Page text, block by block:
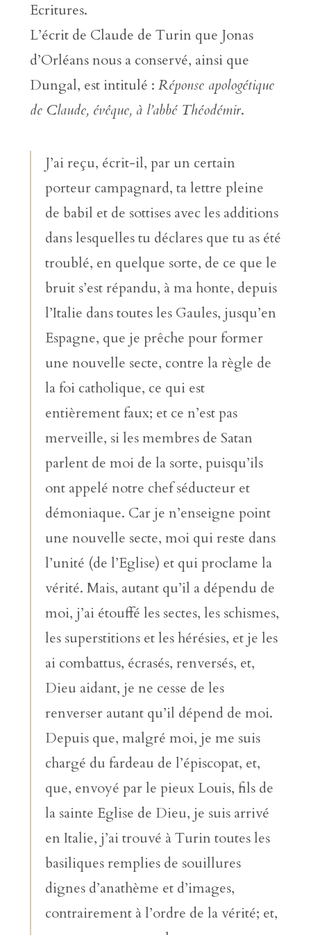
Ecritures.
L’écrit de Claude de Turin que Jonas
d’Orléans nous a conservé, ainsi que
Dungal, est intitulé : Réponse apologétique
de Claude, évêque, à l’abbé Théodémir.
J’ai reçu, écrit-il, par un certain
porteur campagnard, ta lettre pleine
de babil et de sottises avec les additions
dans lesquelles tu déclares que tu as été
troublé, en quelque sorte, de ce que le
bruit s’est répandu, à ma honte, depuis
l’Italie dans toutes les Gaules, jusqu’en
Espagne, que je prêche pour former
une nouvelle secte, contre la règle de
la foi catholique, ce qui est
entièrement faux; et ce n’est pas
merveille, si les membres de Satan
parlent de moi de la sorte, puisqu’ils
ont appelé notre chef séducteur et
démoniaque. Car je n’enseigne point
une nouvelle secte, moi qui reste dans
l’unité (de l’Eglise) et qui proclame la
vérité. Mais, autant qu’il a dépendu de
moi, j’ai étouffé les sectes, les schismes,
les superstitions et les hérésies, et je les
ai combattus, écrasés, renversés, et,
Dieu aidant, je ne cesse de les
renverser autant qu’il dépend de moi.
Depuis que, malgré moi, je me suis
chargé du fardeau de l’épiscopat, et,
que, envoyé par le pieux Louis, fils de
la sainte Eglise de Dieu, je suis arrivé
en Italie, j’ai trouvé à Turin toutes les
basiliques remplies de souillures
dignes d’anathème et d’images,
contrairement à l’ordre de la vérité; et,